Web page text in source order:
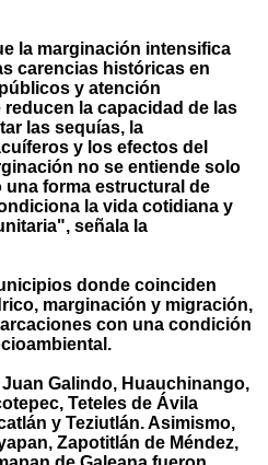
la marginación intensifica
carencias históricas en
y atención
la capacidad de las
las sequías, la
y los efectos del
no se entiende solo
forma estructural de
la vida cotidiana y
señala la
donde coinciden
marginación y migración,
con una condición
Galindo, Huauchinango,
Teteles de Ávila
y Teziutlán. Asimismo,
Zapotitlán de Méndez,